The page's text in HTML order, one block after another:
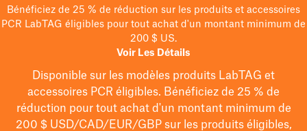
Bénéficiez de 25 % de réduction sur les produits et accessoires
PCR LabTAG éligibles pour tout achat d'un montant minimum de
200 $ US.
Voir Les Détails
Disponible sur les modèles produits LabTAG et
accessoires PCR éligibles. Bénéficiez de 25 % de
réduction pour tout achat d'un montant minimum de
200 $USD/CAD/EUR/GBPsur les produits éligibles,